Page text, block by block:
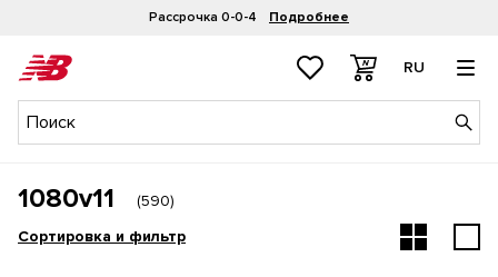
Рассрочка 0-0-4 Подробнее
RU
1080v11 (590)
Сортировка и фильтр